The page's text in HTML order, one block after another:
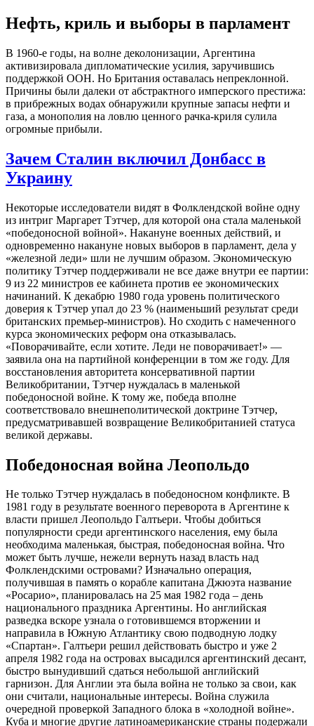
Нефть, криль и выборы в парламент
В 1960-е годы, на волне деколонизации, Аргентина
активизировала дипломатические усилия, заручившись
поддержкой ООН. Но Британия оставалась непреклонной.
Причины были далеки от абстрактного имперского престижа:
в прибрежных водах обнаружили крупные запасы нефти и
газа, а монополия на ловлю ценного рачка-криля сулила
огромные прибыли.
Зачем Сталин включил Донбасс в
Украину
Некоторые исследователи видят в Фолклендской войне одну
из интриг Маргарет Тэтчер, для которой она стала маленькой
«победоносной войной». Накануне военных действий, и
одновременно накануне новых выборов в парламент, дела у
«железной леди» шли не лучшим образом. Экономическую
политику Тэтчер поддерживали не все даже внутри ее партии:
9 из 22 министров ее кабинета против ее экономических
начинаний. К декабрю 1980 года уровень политического
доверия к Тэтчер упал до 23 % (наименьший результат среди
британских премьер-министров). Но сходить с намеченного
курса экономических реформ она отказывалась.
«Поворачивайте, если хотите. Леди не поворачивает!» —
заявила она на партийной конференции в том же году. Для
восстановления авторитета консервативной партии
Великобритании, Тэтчер нуждалась в маленькой
победоносной войне. К тому же, победа вполне
соответствовало внешнеполитической доктрине Тэтчер,
предусматривавшей возвращение Великобританией статуса
великой державы.
Победоносная война Леопольдо
Не только Тэтчер нуждалась в победоносном конфликте. В
1981 году в результате военного переворота в Аргентине к
власти пришел Леопольдо Галтьери. Чтобы добиться
популярности среди аргентинского населения, ему была
необходима маленькая, быстрая, победоносная война. Что
может быть лучше, нежели вернуть назад власть над
Фолклендскими островами? Изначально операция,
получившая в память о корабле капитана Джюэта название
«Росарио», планировалась на 25 мая 1982 года – день
национального праздника Аргентины. Но английская
разведка вскоре узнала о готовившемся вторжении и
направила в Южную Атлантику свою подводную лодку
«Спартан». Галтьери решил действовать быстро и уже 2
апреля 1982 года на островах высадился аргентинский десант,
быстро вынудивший сдаться небольшой английский
гарнизон. Для Англии эта была война не только за свои, как
они считали, национальные интересы. Война служила
очередной проверкой Западного блока в «холодной войне».
Куба и многие другие латиноамериканские страны подержали